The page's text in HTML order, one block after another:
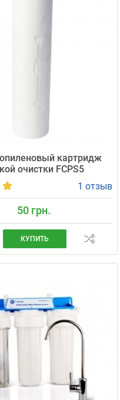
картридж
очистки FCPS5
1 отзыв
50 грн.
КУПИТЬ